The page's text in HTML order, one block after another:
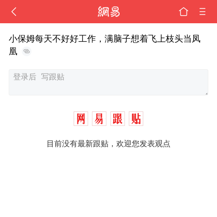
小保姆每天不好好工作，满脑子想着飞上枝头当凤
凰
目前没有最新跟贴，欢迎您发表观点